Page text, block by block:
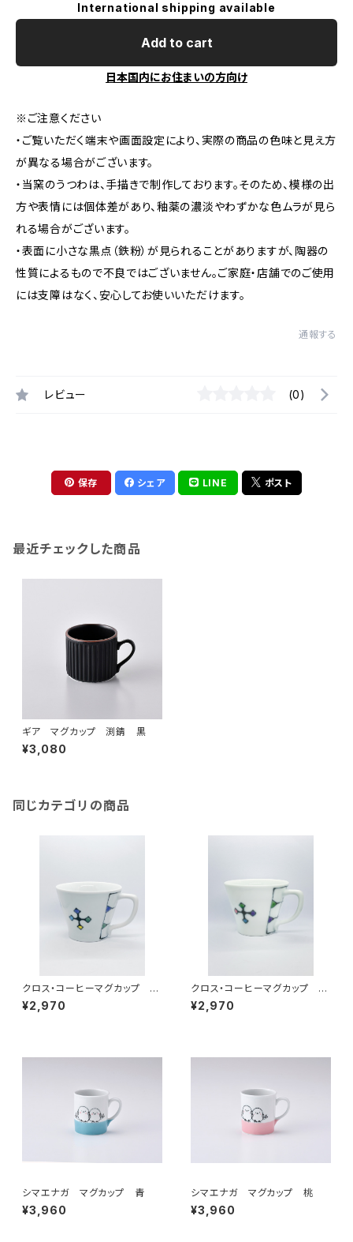
International shipping available
Add to cart
日本国内にお住まいの方向け
※ご注意ください
・ご覧いただく端末や画面設定により、実際の商品の色味と見え方
が異なる場合がございます。
・当窯のうつわは、手描きで制作しております。そのため、模様の出
方や表情には個体差があり、釉薬の濃淡やわずかな色ムラが見ら
れる場合がございます。
・表面に小さな黒点（鉄粉）が見られることがありますが、陶器の
性質によるもので不良ではございません。ご家庭・店舗でのご使用
には支障はなく、安心してお使いいただけます。
通報する
レビュー (0)
保存 シェア LINE ポスト
最近チェックした商品
ギア マグカップ 渕錆 黒
¥3,080
同じカテゴリの商品
クロス・コーヒーマグカップ ト
ルコブルー
¥2,970
クロス・コーヒーマグカップ ピ
ンク
¥2,970
シマエナガ マグカップ 青
¥3,960
シマエナガ マグカップ 桃
¥3,960